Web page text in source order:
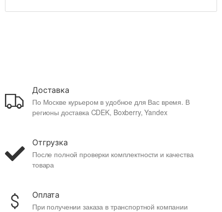
Доставка
По Москве курьером в удобное для Вас время. В
регионы доставка CDEK, Boxberry, Yandex
Отгрузка
После полной проверки комплектности и качества
товара
Оплата
При получении заказа в транспортной компании